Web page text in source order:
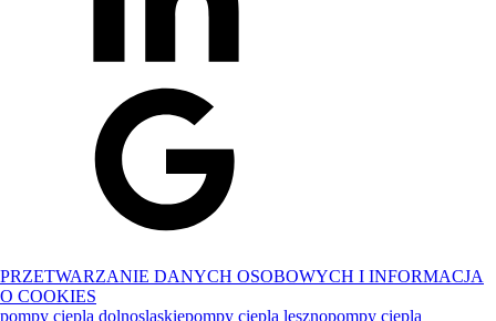
PRZETWARZANIE DANYCH OSOBOWYCH I INFORMACJA
O COOKIES
pompy ciepla dolnoslaskiepompy ciepla lesznopompy ciepla